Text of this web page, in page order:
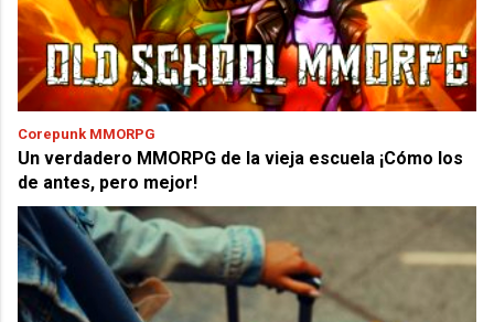
Corepunk MMORPG
Un verdadero MMORPG de la vieja escuela ¡Cómo los
de antes, pero mejor!